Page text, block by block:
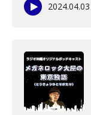
2024.04.03